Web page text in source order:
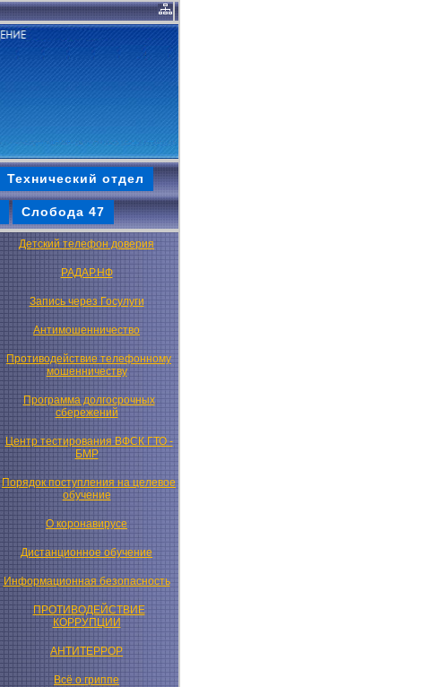
Технический отдел
Слобода 47
Детский телефон доверия
РАДАР.НФ
Запись через Госулуги
Антимошенничество
Противодействие телефонному
мошенничеству
Программа долгосрочных
сбережений
Центр тестирования ВФСК ГТО -
БМР
Порядок поступления на целевое
обучение
О коронавирусе
Дистанционное обучение
Информационная безопасность
ПРОТИВОДЕЙСТВИЕ
КОРРУПЦИИ
АНТИТЕРРОР
Всё о гриппе